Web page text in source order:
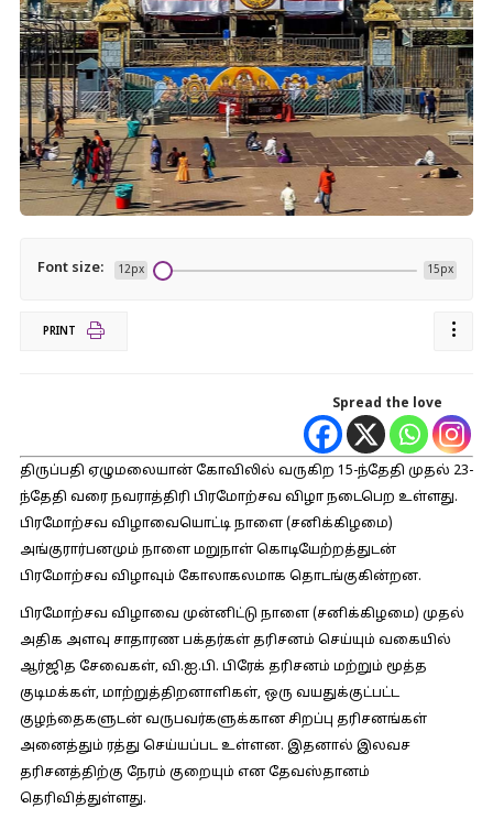
Font size: 12px 15px
PRINT
Spread the love
திருப்பதி ஏழுமலையான் கோவிலில் வருகிற 15-ந்தேதி முதல் 23-
ந்தேதி வரை நவராத்திரி பிரமோற்சவ விழா நடைபெற உள்ளது.
பிரமோற்சவ விழாவையொட்டி நாளை (சனிக்கிழமை)
அங்குரார்பனமும் நாளை மறுநாள் கொடியேற்றத்துடன்
பிரமோற்சவ விழாவும் கோலாகலமாக தொடங்குகின்றன.
பிரமோற்சவ விழாவை முன்னிட்டு நாளை (சனிக்கிழமை) முதல்
அதிக அளவு சாதாரண பக்தர்கள் தரிசனம் செய்யும் வகையில்
ஆர்ஜித சேவைகள், வி.ஐ.பி. பிரேக் தரிசனம் மற்றும் மூத்த
குடிமக்கள், மாற்றுத்திறனாளிகள், ஒரு வயதுக்குட்பட்ட
குழந்தைகளுடன் வருபவர்களுக்கான சிறப்பு தரிசனங்கள்
அனைத்தும் ரத்து செய்யப்பட உள்ளன. இதனால் இலவச
தரிசனத்திற்கு நேரம் குறையும் என தேவஸ்தானம்
தெரிவித்துள்ளது.